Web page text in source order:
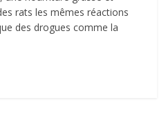
rats les mêmes réactions
des drogues comme la